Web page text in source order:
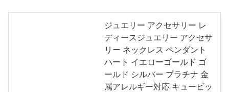
ジュエリー アクセサリー レ
ディースジュエリー アクセサ
リー ネックレス ペンダント
ハート イエローゴールド ゴ
ールド シルバー プラチナ 金
属アレルギー対応 キュービッ